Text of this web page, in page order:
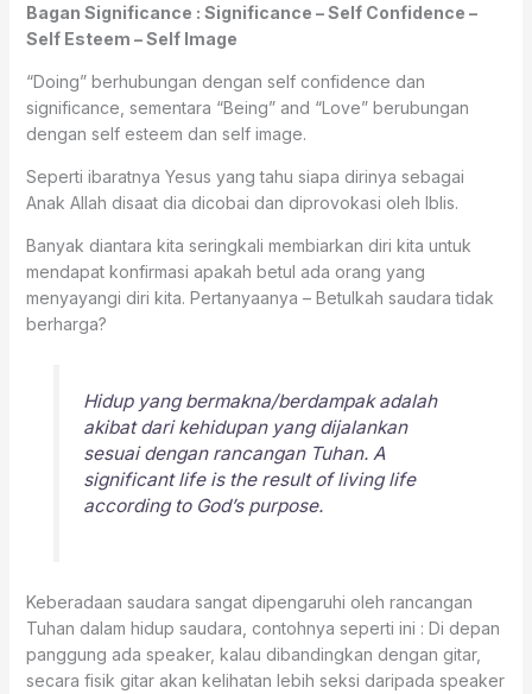
Bagan Significance : Significance – Self Confidence –
Self Esteem – Self Image
“Doing” berhubungan dengan self confidence dan
significance, sementara “Being” and “Love” berubungan
dengan self esteem dan self image.
Seperti ibaratnya Yesus yang tahu siapa dirinya sebagai
Anak Allah disaat dia dicobai dan diprovokasi oleh Iblis.
Banyak diantara kita seringkali membiarkan diri kita untuk
mendapat konfirmasi apakah betul ada orang yang
menyayangi diri kita. Pertanyaanya – Betulkah saudara tidak
berharga?
Hidup yang bermakna/berdampak adalah
akibat dari kehidupan yang dijalankan
sesuai dengan rancangan Tuhan. A
significant life is the result of living life
according to God’s purpose.
Keberadaan saudara sangat dipengaruhi oleh rancangan
Tuhan dalam hidup saudara, contohnya seperti ini : Di depan
panggung ada speaker, kalau dibandingkan dengan gitar,
secara fisik gitar akan kelihatan lebih seksi daripada speaker